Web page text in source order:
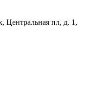
Центральная пл, д. 1,